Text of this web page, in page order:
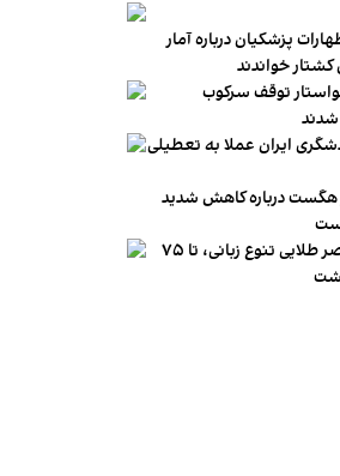
پزشکیان درباره آمار
کشتار خواندند
توقف سرکوب
شدند
ایران عملا به تعطیلی
درباره کاهش شدید
تخمین پژوهشگران: در عصر طلایی تنوع زبانی، تا ۷۵